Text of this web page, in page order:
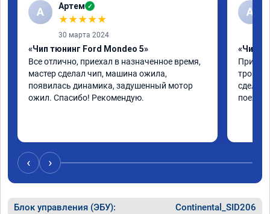
А Артем ✓
★★★★★
30 марта 2024
«Чип тюнинг Ford Mondeo 5»
Все отлично, приехал в назначенное время,
мастер сделал чип, машина ожила,
появилась динамика, задушенный мотор
ожил. Спасибо! Рекомендую.
А
«Чип
троила
‹ ›
Блок управления (ЭБУ): Continental_SID206